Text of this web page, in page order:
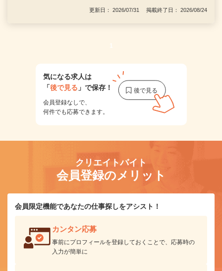
更新日： 2026/07/31 掲載終了日： 2026/08/24
1
気になる求人は
「後で見る 」で保存！
会員登録なしで、
何件でも応募できます。
クリエイトバイト
会員登録のメリット
会員限定機能であなたの仕事探しをアシスト！
カンタン応募
事前にプロフィールを登録しておくことで、応募時の
入力が簡単に